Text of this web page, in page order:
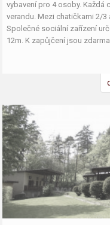
vybavení pro 4 osoby. Každá
verandu. Mezi chatičkami 2/3
Společné sociální zařízení
12m. K zapůjčení jsou